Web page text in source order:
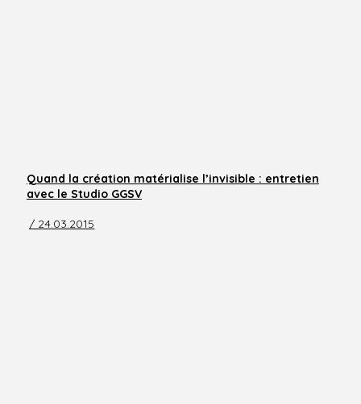
Quand la création matérialise l’invisible : entretien
avec le Studio GGSV
/ 24.03.2015